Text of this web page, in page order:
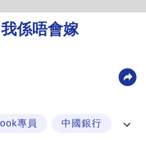
係唔會嫁
專員 中國銀行